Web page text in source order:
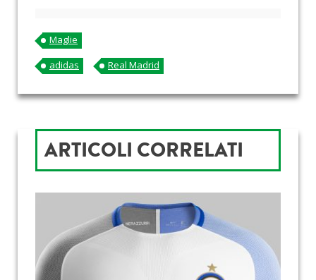
Maglie
adidas
Real Madrid
ARTICOLI CORRELATI